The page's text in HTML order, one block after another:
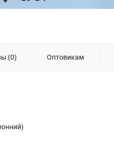
(0) Оптовикам